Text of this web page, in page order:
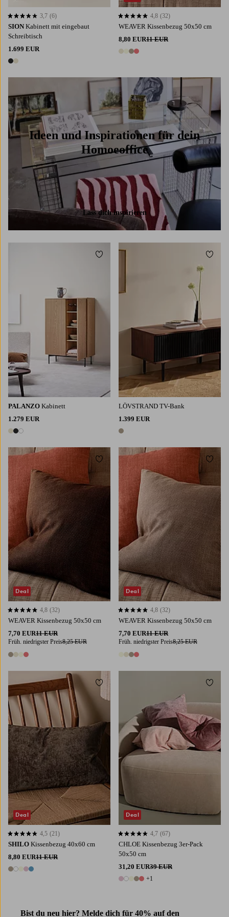
SION Kabinett mit eingebaut
Schreibtisch
1.699 EUR
2 Farben
3,7 basierend auf 6 Bewertungen
3,7 (6)
Ideen und Inspirationen für dein
Homoeoffice
Lass dich inspirieren
WEAVER Kissenbezug 50x50 cm
8,80 EUR11 EUR
4 Farben
4,8 basierend auf 32 Bewertungen
4,8 (32)
PALANZO Kabinett
1.279 EUR
3 Farben
Zu Favoriten hinzufügen
LÖVSTRAND TV-Bank
1.399 EUR
1 Farbe
Zu
WEAVER Kissenbezug 50x50 cm
7,70 EUR11 EUR
Früh. niedrigster Preis8,25 EUR
4 Farben
4,8 basierend auf 32 Bewertungen
4,8 (32)
Deal
Zu Favoriten hinzufügen
WEAVER Kissenbezug 50x50 cm
7,70 EUR11 EUR
Früh. niedrigster Preis8,25 EUR
4 Farben
4,8 basierend auf 32 Bewertungen
4,8 (32)
Deal
Zu
SHILO Kissenbezug 40x60 cm
8,80 EUR11 EUR
5 Farben
4,5 basierend auf 21 Bewertungen
4,5 (21)
Deal
Zu Favoriten hinzufügen
Bist du neu hier? Melde dich für 40% auf den
CHLOE Kissenbezug 3er-Pack
50x50 cm
31,20 EUR39 EUR
6 Farben
+1
4,7 basierend auf 67 Bewertungen
4,7 (67)
Deal
Zu